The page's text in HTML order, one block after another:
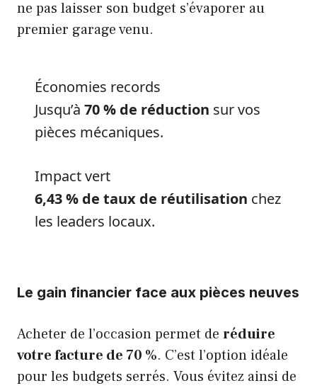
ne pas laisser son budget s’évaporer au
premier garage venu.
Économies records
Jusqu’à 70 % de réduction sur vos
pièces mécaniques.
Impact vert
6,43 % de taux de réutilisation chez
les leaders locaux.
Le gain financier face aux pièces neuves
Acheter de l’occasion permet de réduire
votre facture de 70 %. C’est l’option idéale
pour les budgets serrés. Vous évitez ainsi de